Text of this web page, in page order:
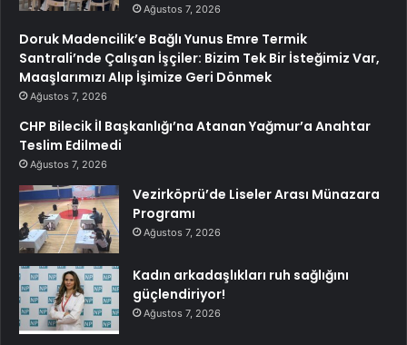
Ağustos 7, 2026
Doruk Madencilik’e Bağlı Yunus Emre Termik
Santrali’nde Çalışan İşçiler: Bizim Tek Bir İsteğimiz Var,
Maaşlarımızı Alıp İşimize Geri Dönmek
Ağustos 7, 2026
CHP Bilecik İl Başkanlığı’na Atanan Yağmur’a Anahtar
Teslim Edilmedi
Ağustos 7, 2026
Vezirköprü’de Liseler Arası Münazara
Programı
Ağustos 7, 2026
Kadın arkadaşlıkları ruh sağlığını
güçlendiriyor!
Ağustos 7, 2026